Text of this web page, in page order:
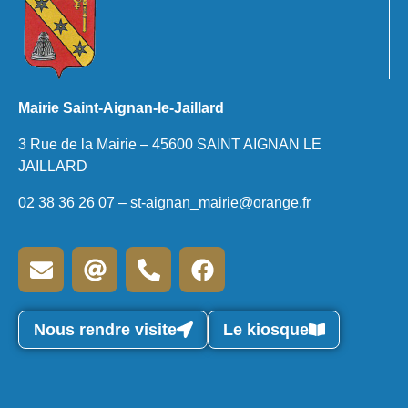
Mairie Saint-Aignan-le-Jaillard
3 Rue de la Mairie – 45600 SAINT AIGNAN LE
JAILLARD
02 38 36 26 07 – st-aignan_mairie@orange.fr
Nous rendre visite Le kiosque